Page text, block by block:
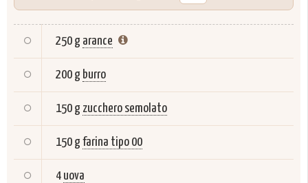
250 g arance
200 g burro
150 g zucchero semolato
150 gfarina tipo 00
4 uova